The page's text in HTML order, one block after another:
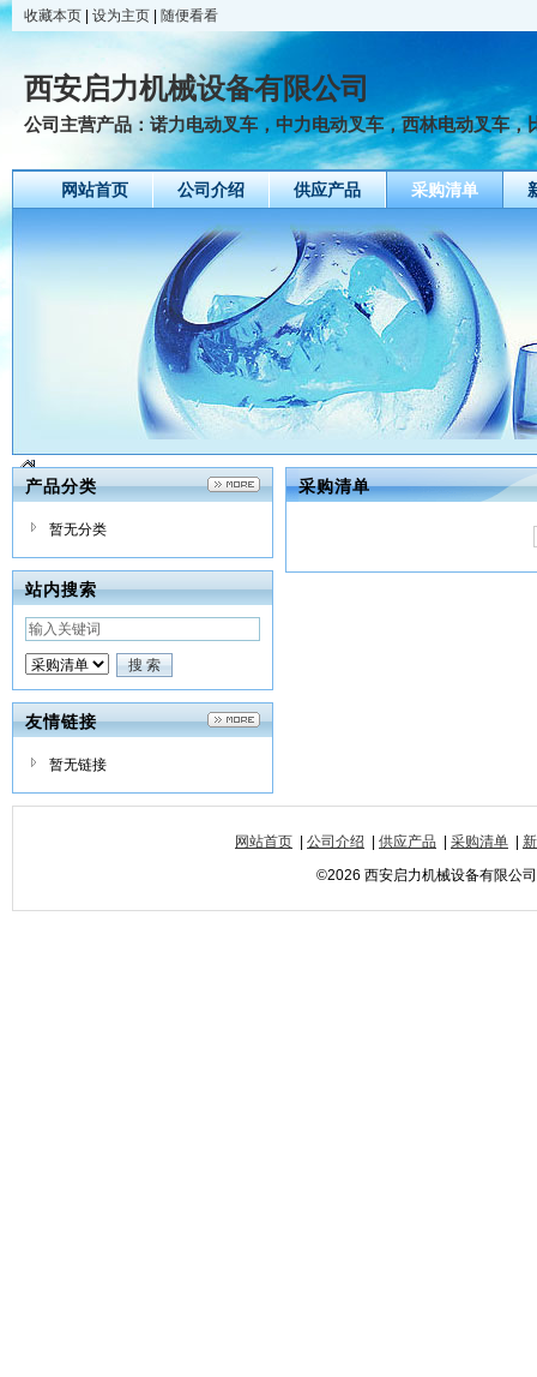
收藏本页 设为主页 随便看看
西安启力机械设备有限公司
公司主营产品：诺力电动叉车，中力电动叉车，西林电动叉车，
网站首页 公司介绍 供应产品 采购清单
产品分类
暂无分类
站内搜索
友情链接
暂无链接
采购清单
网站首页 公司介绍 供应产品 采购清单
©2026 西安启力机械设备有限公